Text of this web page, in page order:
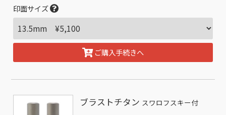
印面サイズ
ご購入手続きへ
ブラストチタン スワロフスキー付